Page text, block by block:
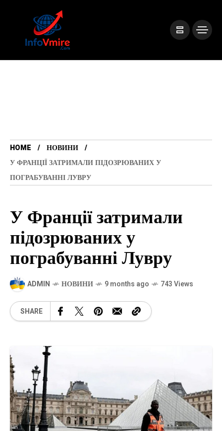
HOME
НОВИНИ
У ФРАНЦІЇ ЗАТРИМАЛИ ПІДОЗРЮВАНИХ У
ПОГРАБУВАННІ ЛУВРУ
У Франції затримали
підозрюваних у
пограбуванні Лувру
ADMIN НОВИНИ 9 months ago 743 Views
SHARE